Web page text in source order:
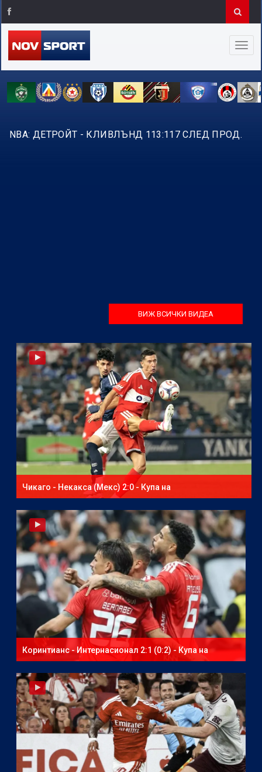
NBA: ДЕТРОЙТ - КЛИВЛЪНД 113:117 СЛЕД ПРОД.
ВИЖ ВСИЧКИ ВИДЕА
Чикаго - Некакса (Мекс) 2:0 - Купа на
северноамериканската лига
Коринтианс - Интернасионал 2:1 (0:2) - Купа на
Бразилия - втори мач